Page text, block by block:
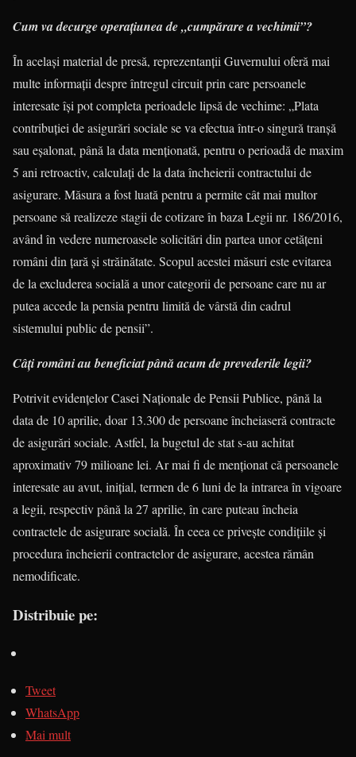
Cum va decurge operațiunea de „cumpărare a vechimii”?
În același material de presă, reprezentanții Guvernului oferă mai
multe informații despre întregul circuit prin care persoanele
interesate își pot completa perioadele lipsă de vechime: „Plata
contribuției de asigurări sociale se va efectua într-o singură tranșă
sau eșalonat, până la data menționată, pentru o perioadă de maxim
5 ani retroactiv, calculați de la data încheierii contractului de
asigurare. Măsura a fost luată pentru a permite cât mai multor
persoane să realizeze stagii de cotizare în baza Legii nr. 186/2016,
având în vedere numeroasele solicitări din partea unor cetățeni
români din țară și străinătate. Scopul acestei măsuri este evitarea
de la excluderea socială a unor categorii de persoane care nu ar
putea accede la pensia pentru limită de vârstă din cadrul
sistemului public de pensii”.
Câți români au beneficiat până acum de prevederile legii?
Potrivit evidențelor Casei Naționale de Pensii Publice, până la
data de 10 aprilie, doar 13.300 de persoane încheiaseră contracte
de asigurări sociale. Astfel, la bugetul de stat s-au achitat
aproximativ 79 milioane lei. Ar mai fi de menționat că persoanele
interesate au avut, inițial, termen de 6 luni de la intrarea în vigoare
a legii, respectiv până la 27 aprilie, în care puteau încheia
contractele de asigurare socială. În ceea ce privește condițiile și
procedura încheierii contractelor de asigurare, acestea rămân
nemodificate.
Distribuie pe:
Tweet
WhatsApp
Mai mult